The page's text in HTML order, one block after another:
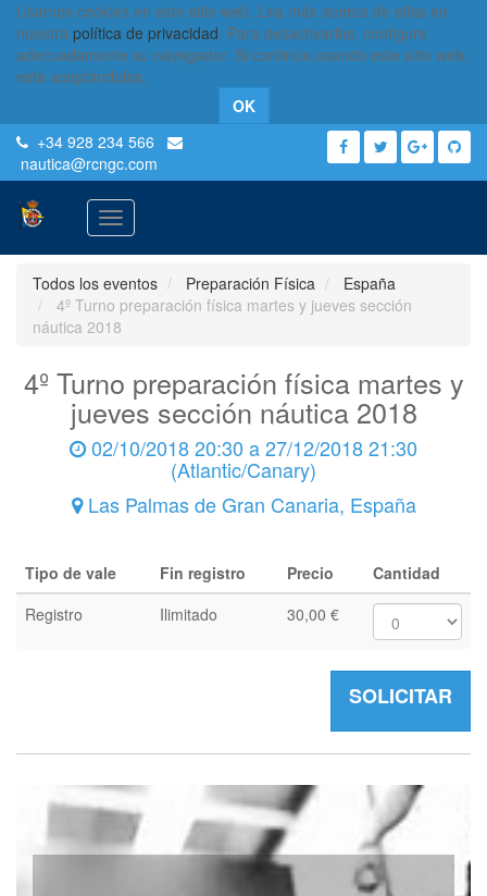
Usamos cookies en este sitio web. Lea más acerca de ellas en
nuestra política de privacidad. Para desactivarlas, configure
adecuadamente su navegador. Si continúa usando este sitio web,
está aceptándolas.
OK
+34 928 234 566
nautica@rcngc.com
Activar
navegación
Todos los eventos
Preparación Física
España
4º Turno preparación física martes y jueves sección
náutica 2018
4º Turno preparación física martes y
jueves sección náutica 2018
02/10/2018 20:30 a27/12/2018 21:30
(Atlantic/Canary)
Las Palmas de Gran Canaria, España
Tipo de vale Fin registro Precio
Cantidad
Registro
Ilimitado 30,00 €
SOLICITAR